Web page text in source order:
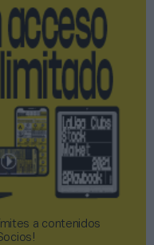
a contenidos